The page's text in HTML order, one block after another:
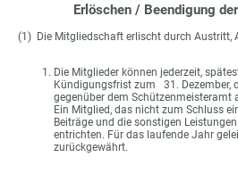
Erlöschen / Beendigung
(1) Die Mitgliedschaft erlischt durch Austritt,
Die Mitglieder können jederzeit,
Kündigungsfrist zum 31. Dezember,
gegenüber dem Schützenmeisteramt
Ein Mitglied, das nicht zum Schluss
Beiträge und die sonstigen
entrichten. Für das laufende Jahr
zurückgewährt.